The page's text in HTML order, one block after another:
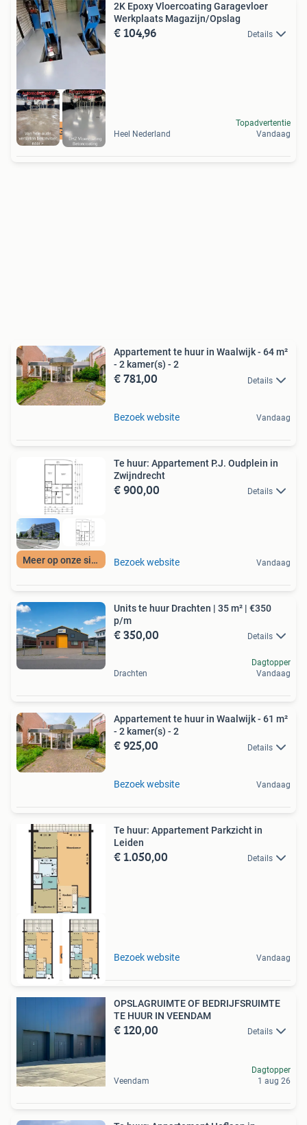
KORTING -25% - 25%
2K Epoxy Vloercoating Garagevloer
Werkplaats Magazijn/Opslag
€ 104,96 Details
Heel Nederland
Topadvertentie
Vandaag
Appartement te huur in Waalwijk - 64 m²
- 2 kamer(s) - 2
€ 781,00 Details
Bezoek website Vandaag
Meer op onze site
Te huur: Appartement P.J. Oudplein in
Zwijndrecht
€ 900,00 Details
Bezoek website Vandaag
Units te huur Drachten | 35 m² | €350
p/m
€ 350,00 Details
Drachten
Dagtopper
Vandaag
Appartement te huur in Waalwijk - 61 m²
- 2 kamer(s) - 2
€ 925,00 Details
Bezoek website Vandaag
Meer op onze site
Te huur: Appartement Parkzicht in
Leiden
€ 1.050,00 Details
Bezoek website Vandaag
OPSLAGRUIMTE OF BEDRIJFSRUIMTE
TE HUUR IN VEENDAM
€ 120,00 Details
Veendam
Dagtopper
1 aug 26